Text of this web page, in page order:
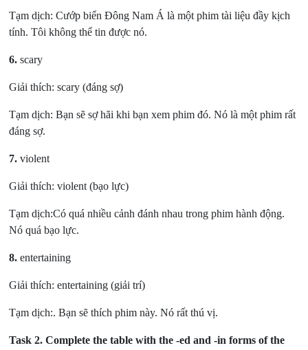
Tạm dịch: Cướp biển Đông Nam Á là một phim tài liệu đầy kịch
tính. Tôi không thể tin được nó.
6. scary
Giải thích: scary (đáng sợ)
Tạm dịch: Bạn sẽ sợ hãi khi bạn xem phim đó. Nó là một phim rất
đáng sợ.
7. violent
Giải thích: violent (bạo lực)
Tạm dịch:Có quá nhiều cảnh đánh nhau trong phim hành động.
Nó quá bạo lực.
8. entertaining
Giải thích: entertaining (giải trí)
Tạm dịch:. Bạn sẽ thích phim này. Nó rất thú vị.
Task 2. Complete the table with the -ed and -in forms of the